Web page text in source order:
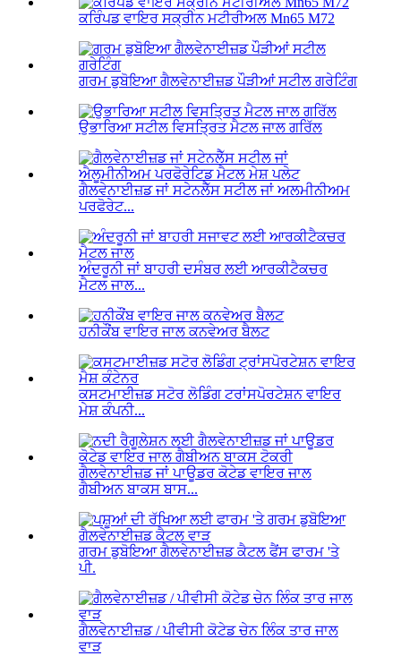
ਕਰਿੰਪਡ ਵਾਇਰ ਸਕ੍ਰੀਨ ਮਟੀਰੀਅਲ Mn65 M72
ਗਰਮ ਡੁਬੋਇਆ ਗੈਲਵੇਨਾਈਜ਼ਡ ਪੌੜੀਆਂ ਸਟੀਲ ਗਰੇਟਿੰਗ
ਉਭਾਰਿਆ ਸਟੀਲ ਵਿਸਤ੍ਰਿਤ ਮੈਟਲ ਜਾਲ ਗਰਿੱਲ
ਗੈਲਵੇਨਾਈਜ਼ਡ ਜਾਂ ਸਟੇਨਲੈੱਸ ਸਟੀਲ ਜਾਂ ਅਲਮੀਨੀਅਮ
ਪਰਫੋਰੇਟ...
ਅੰਦਰੂਨੀ ਜਾਂ ਬਾਹਰੀ ਦਸੰਬਰ ਲਈ ਆਰਕੀਟੈਕਚਰ
ਮੈਟਲ ਜਾਲ...
ਹਨੀਕੌਂਬ ਵਾਇਰ ਜਾਲ ਕਨਵੇਅਰ ਬੈਲਟ
ਕਸਟਮਾਈਜ਼ਡ ਸਟੋਰ ਲੋਡਿੰਗ ਟਰਾਂਸਪੋਰਟੇਸ਼ਨ ਵਾਇਰ
ਮੇਸ਼ ਕੰਪਨੀ...
ਗੈਲਵੇਨਾਈਜ਼ਡ ਜਾਂ ਪਾਊਡਰ ਕੋਟੇਡ ਵਾਇਰ ਜਾਲ
ਗੈਬੀਅਨ ਬਾਕਸ ਬਾਸ...
ਗਰਮ ਡੁਬੋਇਆ ਗੈਲਵੇਨਾਈਜ਼ਡ ਕੈਟਲ ਫੈਂਸ ਫਾਰਮ 'ਤੇ
ਪੀ.
ਗੈਲਵੇਨਾਈਜ਼ਡ / ਪੀਵੀਸੀ ਕੋਟੇਡ ਚੇਨ ਲਿੰਕ ਤਾਰ ਜਾਲ
ਵਾੜ